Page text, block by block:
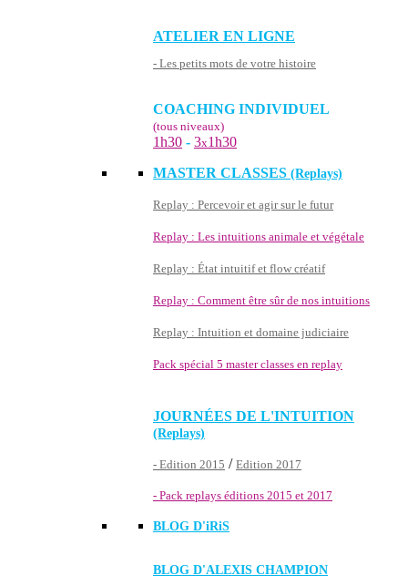
ATELIER EN LIGNE
- Les petits mots de votre histoire
COACHING INDIVIDUEL
(tous niveaux)
1h30 - 3x1h30
MASTER CLASSES (Replays)
Replay : Percevoir et agir sur le futur
Replay : Les intuitions animale et végétale
Replay : État intuitif et flow créatif
Replay : Comment être sûr de nos intuitions
Replay : Intuition et domaine judiciaire
Pack spécial 5 master classes en replay
JOURNÉES DE L'INTUITION
(Replays)
- Edition 2015 / Edition 2017
- Pack replays éditions 2015 et 2017
BLOG D'iRiS
BLOG D'ALEXIS CHAMPION